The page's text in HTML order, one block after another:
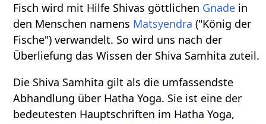
Fisch wird mit Hilfe Shivas göttlichen Gnade in
den Menschen namens Matsyendra ("König der
Fische") verwandelt. So wird uns nach der
Überliefung das Wissen der Shiva Samhita zuteil.
Die Shiva Samhita gilt als die umfassendste
Abhandlung über Hatha Yoga. Sie ist eine der
bedeutesten Hauptschriften im Hatha Yoga,